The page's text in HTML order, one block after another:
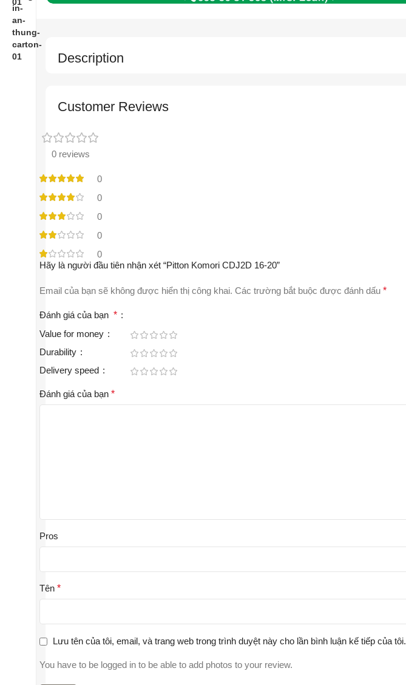
Description
Customer Reviews
0 reviews
0
0
0
0
0
Hãy là người đầu tiên nhận xét “Pitton Komori CDJ2D 16-20”
Email của bạn sẽ không được hiển thị công khai. Các trường bắt buộc được đánh dấu *
Đánh giá của bạn *
Value for money
Durability
Delivery speed
Đánh giá của bạn *
Pros
Tên *
Lưu tên của tôi, email, và trang web trong trình duyệt này cho lần bình luận kế tiếp của tôi.
You have to be logged in to be able to add photos to your review.